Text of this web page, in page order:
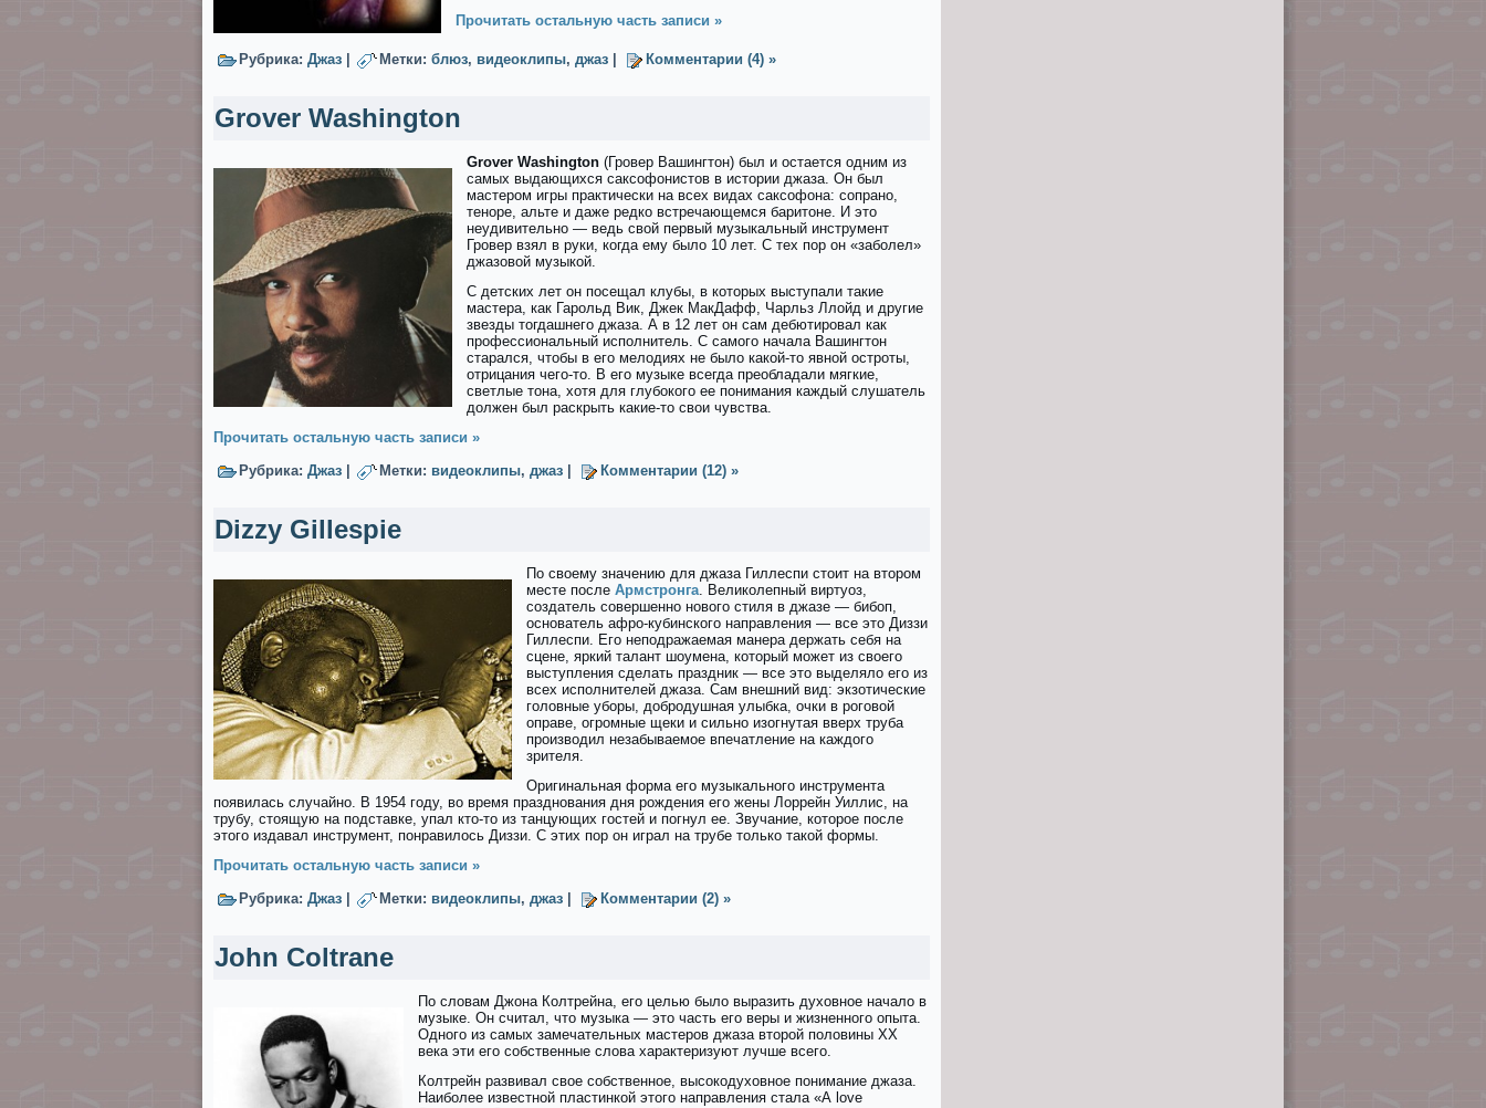
Прочитать остальную часть записи »
Рубрика: Джаз Метки: блюз, видеоклипы, джаз Комментарии (4) »
Grover Washington
Grover Washington (Гровер Вашингтон) был и остается одним из
самых выдающихся саксофонистов в истории джаза. Он был
мастером игры практически на всех видах саксофона: сопрано,
теноре, альте и даже редко встречающемся баритоне. И это
неудивительно — ведь свой первый музыкальный инструмент
Гровер взял в руки, когда ему было 10 лет. С тех пор он «заболел»
джазовой музыкой.
С детских лет он посещал клубы, в которых выступали такие
мастера, как Гарольд Вик, Джек МакДафф, Чарльз Ллойд и другие
звезды тогдашнего джаза. А в 12 лет он сам дебютировал как
профессиональный исполнитель. С самого начала Вашингтон
старался, чтобы в его мелодиях не было какой-то явной остроты,
отрицания чего-то. В его музыке всегда преобладали мягкие,
светлые тона, хотя для глубокого ее понимания каждый слушатель
должен был раскрыть какие-то свои чувства.
Прочитать остальную часть записи »
Рубрика: Джаз Метки: видеоклипы, джаз Комментарии (12) »
Dizzy Gillespie
По своему значению для джаза Гиллеспи стоит на втором
месте после Армстронга. Великолепный виртуоз,
создатель совершенно нового стиля в джазе — бибоп,
основатель афро-кубинского направления — все это Диззи
Гиллеспи. Его неподражаемая манера держать себя на
сцене, яркий талант шоумена, который может из своего
выступления сделать праздник — все это выделяло его из
всех исполнителей джаза. Сам внешний вид: экзотические
головные уборы, добродушная улыбка, очки в роговой
оправе, огромные щеки и сильно изогнутая вверх труба
производил незабываемое впечатление на каждого
зрителя.
Оригинальная форма его музыкального инструмента
появилась случайно. В 1954 году, во время празднования дня рождения его жены Лоррейн Уиллис, на
трубу, стоящую на подставке, упал кто-то из танцующих гостей и погнул ее. Звучание, которое после
этого издавал инструмент, понравилось Диззи. С этих пор он играл на трубе только такой формы.
Прочитать остальную часть записи »
Рубрика: Джаз Метки: видеоклипы, джаз Комментарии (2) »
John Coltrane
По словам Джона Колтрейна, его целью было выразить духовное начало в
музыке. Он считал, что музыка — это часть его веры и жизненного опыта.
Одного из самых замечательных мастеров джаза второй половины XX
века эти его собственные слова характеризуют лучше всего.
Колтрейн развивал свое собственное, высокодуховное понимание джаза.
Наиболее известной пластинкой этого направления стала «А lоvе